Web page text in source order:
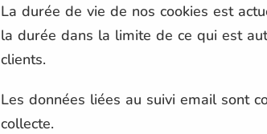
La durée de vie de nos cookies est
la durée dans la limite de ce qui est
clients.
Les données liées au suivi email sont
collecte.